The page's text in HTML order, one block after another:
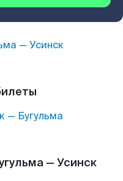
— Усинск
— Бугульма
— Усинск